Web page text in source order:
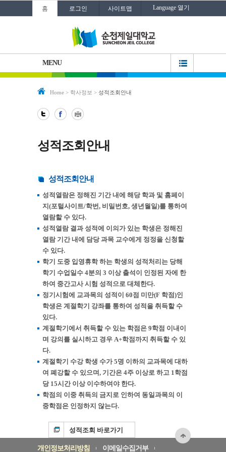
홈 로그인 사이트맵 Language 열기
MENU
Home > 학사정보 > 성적조회안내
성적조회안내
성적조회안내
성적열람은 정해진 기간 내에 해당 학과 및 홈페이
지(포털사이트/학번, 비밀번호, 생년월일)를 통하여
열람할 수 있다.
성적열람 결과 성적에 이의가 있는 학생은 정해진
열람 기간 내에 담당 과목 교수에게 정정을 신청할
수 있다.
학기 도중 입영휴학 하는 학생의 성적처리는 당해
학기 수업일수 4분의 3 이상 출석이 인정된 자에 한
하여 중간고사 시험 성적으로 대체한다.
정기시험에 교과목의 성적이 60점 미만(F 학점)인
학생은 계절학기 강좌를 통하여 성적을 취득할 수
있다.
계절학기에서 취득할 수 있는 학점은 9학점 이내이
며 강의를 실시하고 경우 A+학점까지 취득할 수 있
다.
계절학기 수강 학생 수가 5명 이하의 교과목에 대하
여 폐강할 수 있으며, 기간은 4주 이상로 하고 1학점
당 15시간 이상 이수하여야 한다.
학점의 이중 취득의 금지로 인하여 동일과목의 이
중학점은 인정하지 않는다.
성적조회 바로가기
개인정보처리방침 이메일수집거부